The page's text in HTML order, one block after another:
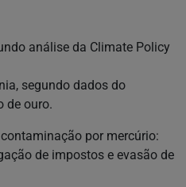
análise da Climate Policy
segundo dados do
de ouro.
por mercúrio:
de impostos e evasão de